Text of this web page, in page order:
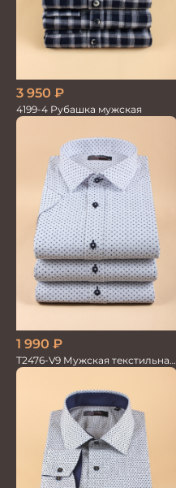
3 950 ₽
4199-4 Рубашка мужская
1 990 ₽
T2476-V9 Мужская текстильная
рубашка / Сорочка